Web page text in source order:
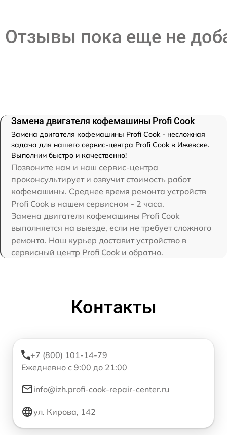
Отзывы пока еще не
Замена двигателя кофемашины Profi Cook
Замена двигателя кофемашины Profi Cook - несложная
задача для нашего сервис-центра Profi Cook в Ижевске.
Выполним быстро и качественно!
Позвоните нам и наш сервис-центра
проконсультирует и озвучит стоимость работ
кофемашины. Среднее время ремонта устройств
Profi Cook в нашем сервисном - 2 часа.
Замена двигателя кофемашины Profi Cook
выполняется на выезде, если не требует сложного
ремонта. Наш курьер доставит устройство в
сервисный центр Profi Cook и обратно.
Контакты
+7 (800) 101-14-79
Ежедневно с 9:00 до 21:00
info@izh.profi-cook-repair-center.ru
ул. Кирова, 142